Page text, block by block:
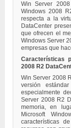
Win Server
Windows 2008
respecta a la
DataCenter
que ofrecen el
Windows Server
empresas que
Características
2008 R2
Win Server 2008
versión
especialmente
Server 2008 R2
memoria, en
Microsoft
características